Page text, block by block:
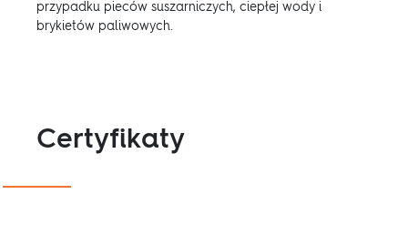
przypadku pieców suszarniczych, ciepłej wody i
brykietów paliwowych.
Certyfikaty